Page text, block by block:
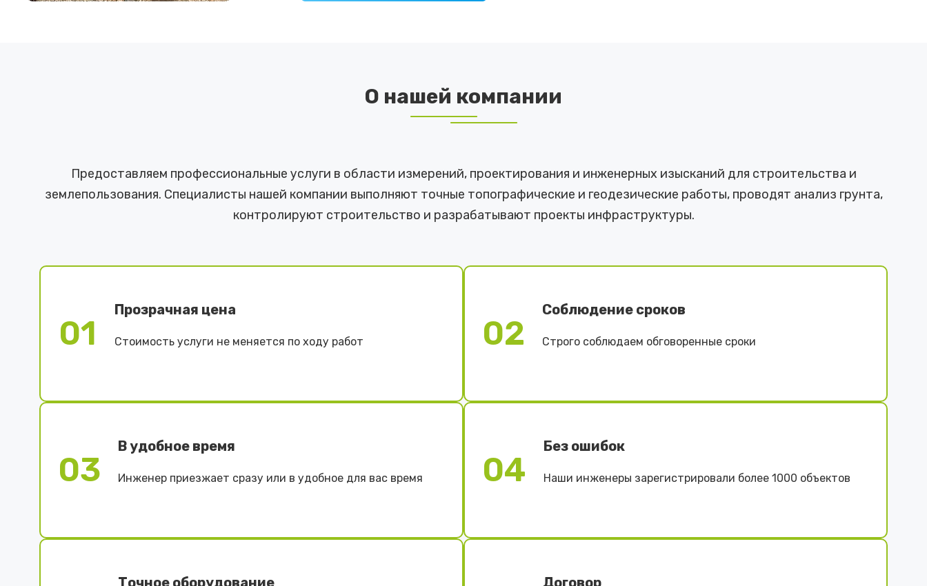
О нашей компании
Предоставляем профессиональные услуги в области измерений, проектирования и инженерных изысканий для строительства и
землепользования. Специалисты нашей компании выполняют точные топографические и геодезические работы, проводят анализ грунта,
контролируют строительство и разрабатывают проекты инфраструктуры.
01
Прозрачная цена
Стоимость услуги не меняется по ходу работ 02
Соблюдение сроков
Строго соблюдаем обговоренные сроки
03
В удобное время
Инженер приезжает сразу или в удобное для вас время 04
Без ошибок
Наши инженеры зарегистрировали более 1000 объектов
Точное оборудование Договор